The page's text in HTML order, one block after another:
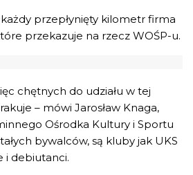
przepłynięty kilometr firma
przekazuje na rzecz WOŚP-u.
chętnych do udziału w tej
– mówi Jarosław Knaga,
Ośrodka Kultury i Sportu
bywalców, są kluby jak UKS
i debiutanci.